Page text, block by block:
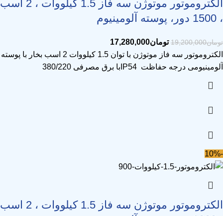
الکتروموتور موتوژن سه فاز 1.5 کیلووات ، 2 اسب
، 1500 دور، پوسته آلومینیوم
تومان19,200,000 تومان17,280,000
الکتروموتور سه فاز موتوژن با توان 1.5 کیلووات 2 اسب بخار با پوسته
آلومینیومی درجه حفاظت IP54با برق مصرفی 380/220
-10%
الکتروموتور موتوژن سه فاز 1.5 کیلووات ، 2 اسب